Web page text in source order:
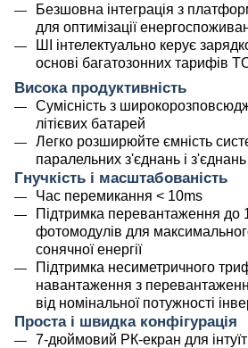
Безшовна інтеграція з
для оптимізації
ШІ інтелектуально керує
основі багатозонних тарифів
Висока продуктивність
Сумісність з
літієвих батарей
Легко розширюйте ємність
паралельних з'єднань і
Гнучкість і масштабованість
Час перемикання < 10ms
Підтримка перевантаження до
фотомодулів для
сонячної енергії
Підтримка несиметричного
навантаження з
від номінальної потужності
Проста і швидка конфігурація
7-дюймовий РК-екран для